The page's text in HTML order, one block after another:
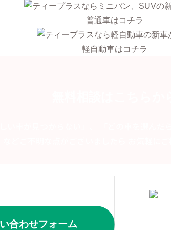
普通車はコチラ
軽自動車はコチラ
合わせフォーム